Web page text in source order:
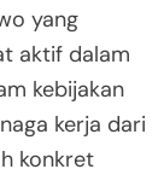
yang
aktif dalam
kebijakan
kerja dari
konkret